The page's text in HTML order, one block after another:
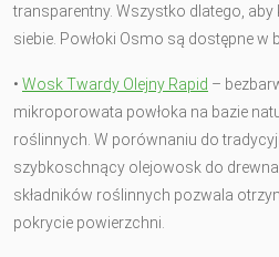
transparentny. Wszystko dlatego, aby
siebie. Powłoki Osmo są dostępne w
• Wosk Twardy Olejny Rapid –
mikroporowata powłoka na bazie
roślinnych. W porównaniu do
szybkoschnący olejowosk do
składników roślinnych pozwala
pokrycie powierzchni.